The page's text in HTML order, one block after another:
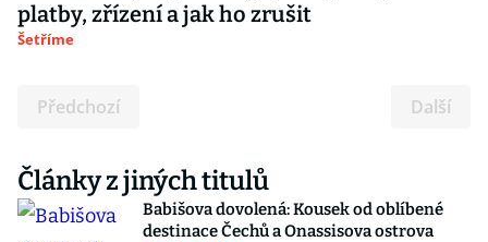
platby, zřízení a jak ho zrušit
Šetříme
Předchozí Další
Články z jiných titulů
Babišova dovolená: Kousek od oblíbené
destinace Čechů a Onassisova ostrova